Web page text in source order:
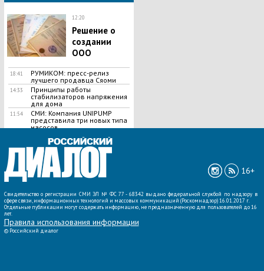
12:20
Решение о
создании
ООО
18:41
РУМИКОМ: пресс-релиз
лучшего продавца Сяоми
14:33
Принципы работы
стабилизаторов напряжения
для дома
11:54
СМИ: Компания UNIPUMP
представила три новых типа
насосов
ВСЕ НОВОСТИ »
16+
Свидетельство о регистрации СМИ ЭЛ № ФС 77 - 68342 выдано федеральной службой по надзору в
сфере связи, информационных технологий и массовых коммуникаций (Роскомнадзор) 16.01.2017 г.
Отдельные публикации могут содержать информацию, не предназначенную для пользователей до 16
лет.
Правила использования информации
© Российский диалог